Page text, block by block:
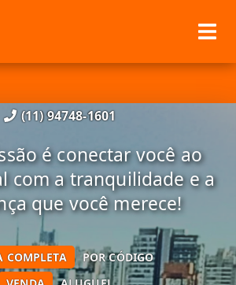
(11) 94748-1601
é conectar você ao
com a tranquilidade e a
que você merece!
COMPLETA POR CÓDIGO